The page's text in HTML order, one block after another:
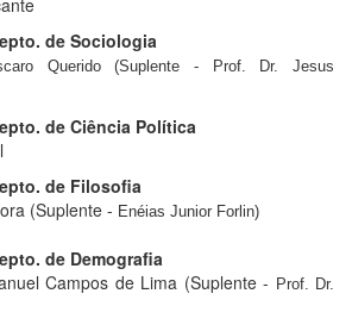
de Sociologia
Querido (Suplente - Prof. Dr. Jesus
de Ciência Política
de Filosofia
(Suplente - Enéias Junior Forlin)
de Demografia
Campos de Lima (Suplente - Prof. Dr.